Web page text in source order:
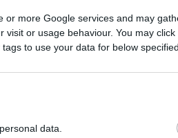
or more Google services and may
visit or usage behaviour. You may
to use your data for below
data.
τη Δύση επειδή
μας, τη χώρα μας, τα